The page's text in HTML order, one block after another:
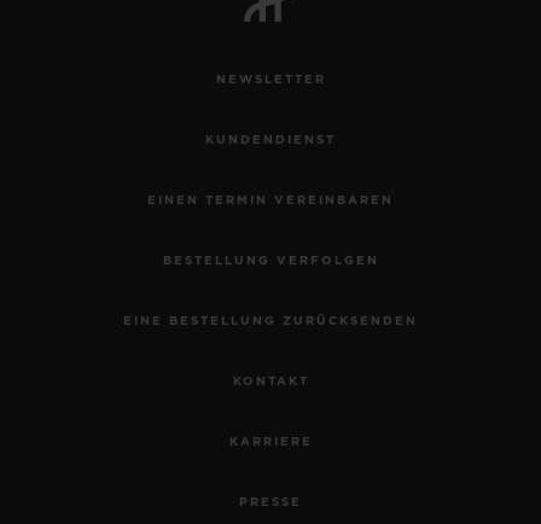
NEWSLETTER
KUNDENDIENST
EINEN TERMIN VEREINBAREN
BESTELLUNG VERFOLGEN
EINE BESTELLUNG ZURÜCKSENDEN
KONTAKT
KARRIERE
PRESSE